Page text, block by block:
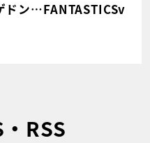
ドン…FANTASTICSv
RSS